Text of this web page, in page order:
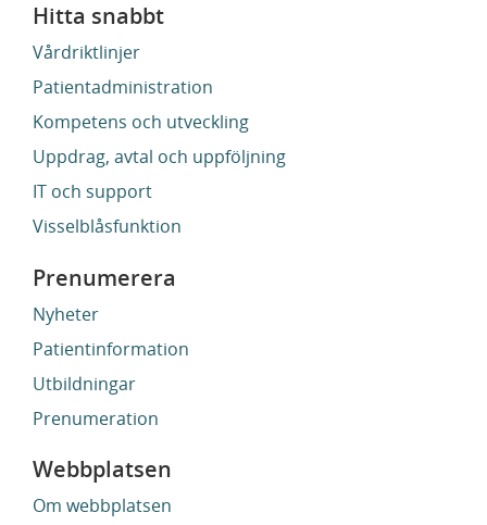
Hitta snabbt
Vårdriktlinjer
Patientadministration
Kompetens och utveckling
Uppdrag, avtal och uppföljning
IT och support
Visselblåsfunktion
Prenumerera
Nyheter
Patientinformation
Utbildningar
Prenumeration
Webbplatsen
Om webbplatsen